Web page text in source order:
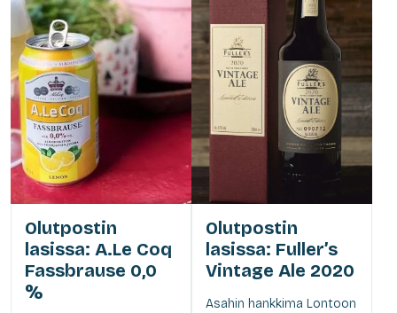
Olutpostin
lasissa: A.Le Coq
Fassbrause 0,0
%
Olutpostin
lasissa: Fuller’s
Vintage Ale 2020
Asahin hankkima Lontoon